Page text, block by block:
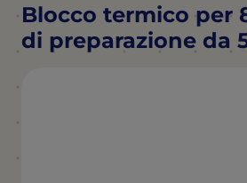
Blocco termico per
di preparazione da